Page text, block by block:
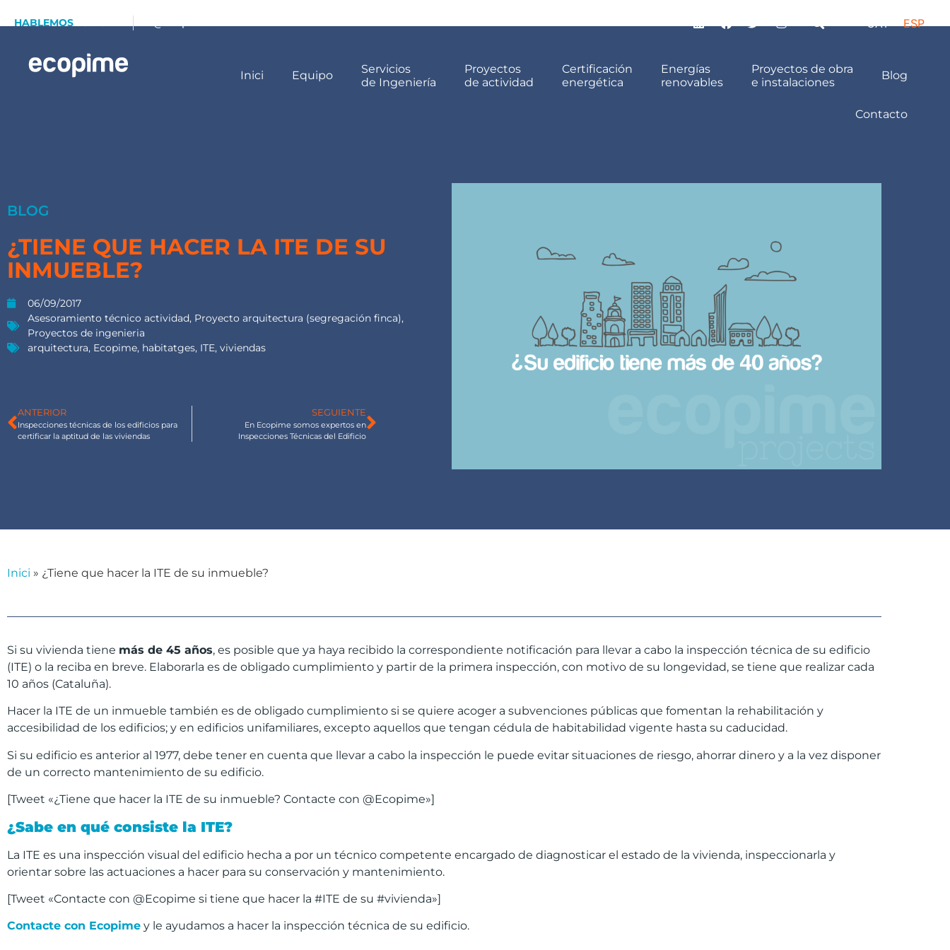
HABLEMOS CAT ESP
Inici Equipo
Servicios
de Ingeniería
Proyectos
de actividad
Certificación
energética
Energías
renovables
Proyectos de obra
e instalaciones
Blog
Contacto
BLOG
¿TIENE QUE HACER LA ITE DE SU
INMUEBLE?
06/09/2017
Asesoramiento técnico actividad, Proyecto arquitectura (segregación finca),
Proyectos de ingenieria
arquitectura, Ecopime, habitatges, ITE, viviendas
ANTERIOR
Inspecciones técnicas de los edificios para
certificar la aptitud de las viviendas
SEGUIENTE
En Ecopime somos expertos en
Inspecciones Técnicas del Edificio
Inici » ¿Tiene que hacer la ITE de su inmueble?
Si su vivienda tiene más de 45 años, es posible que ya haya recibido la correspondiente notificación para llevar a cabo la inspección técnica de su edificio
(ITE) o la reciba en breve. Elaborarla es de obligado cumplimiento y partir de la primera inspección, con motivo de su longevidad, se tiene que realizar cada
10 años (Cataluña).
Hacer la ITE de un inmueble también es de obligado cumplimiento si se quiere acoger a subvenciones públicas que fomentan la rehabilitación y
accesibilidad de los edificios; y en edificios unifamiliares, excepto aquellos que tengan cédula de habitabilidad vigente hasta su caducidad.
Si su edificio es anterior al 1977, debe tener en cuenta que llevar a cabo la inspección le puede evitar situaciones de riesgo, ahorrar dinero y a la vez disponer
de un correcto mantenimiento de su edificio.
[Tweet «¿Tiene que hacer la ITE de su inmueble? Contacte con @Ecopime»]
¿Sabe en qué consiste la ITE?
La ITE es una inspección visual del edificio hecha a por un técnico competente encargado de diagnosticar el estado de la vivienda, inspeccionarla y
orientar sobre las actuaciones a hacer para su conservación y mantenimiento.
[Tweet «Contacte con @Ecopime si tiene que hacer la #ITE de su #vivienda»]
Contacte con Ecopime y le ayudamos a hacer la inspección técnica de su edificio.